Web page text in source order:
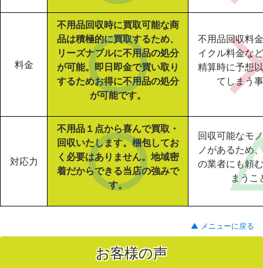
料金
不用品回収時に買取可能な商
品は積極的に買取するため、
リーズナブルに不用品の処分
が可能。即日即金で買い取り
するためお得に不用品の処分
が可能です。
不用品回収料
イクル料金な
精算時に予想
てしまう
対応力
不用品１点から喜んで買取・
回収いたします。梱包してお
く必要はありません。地域密
着だからできる当店の強みで
す。
回収可能なモ
ノがあるため
の業者にも頼
まうこ
▲ メニューに戻る
お客様の声